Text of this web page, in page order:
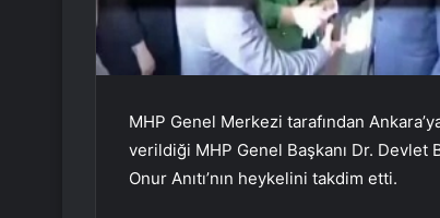
MHP Genel Merkezi tarafından
verildiği MHP Genel Başkanı Dr. Devlet
Onur Anıtı’nın heykelini takdim etti.